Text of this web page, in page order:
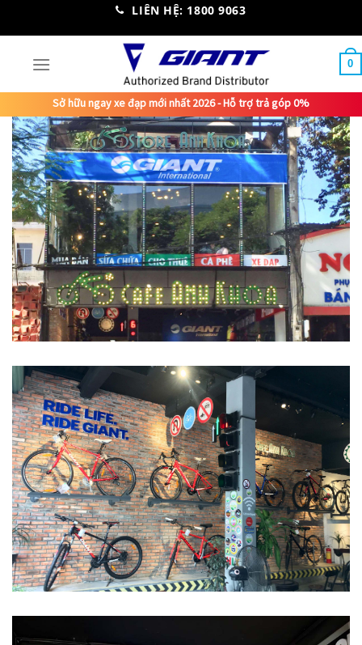
LIÊN HỆ: 1800 9063
0
Sở hữu ngay xe đạp mới nhất 2026 - Hỗ trợ trả góp 0%